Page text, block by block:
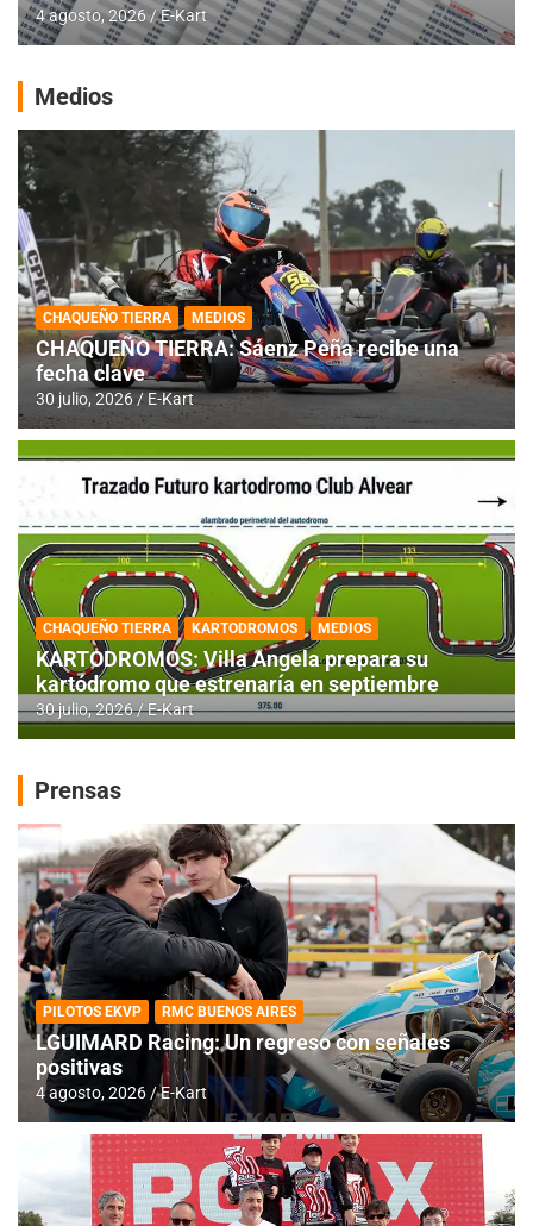
4 agosto, 2026 E-Kart
Medios
CHAQUEÑO TIERRA MEDIOS
CHAQUEÑO TIERRA: Sáenz Peña recibe una
fecha clave
30 julio, 2026 E-Kart
CHAQUEÑO TIERRA KARTODROMOS MEDIOS
KARTODROMOS: Villa Angela prepara su
kartódromo que estrenaría en septiembre
30 julio, 2026 E-Kart
Prensas
PILOTOS EKVP RMC BUENOS AIRES
LGUIMARD Racing: Un regreso con señales
positivas
4 agosto, 2026 E-Kart